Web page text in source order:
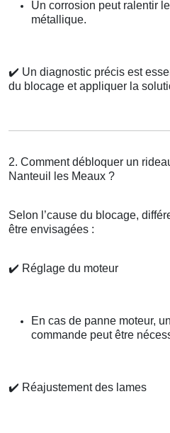
Un corrosion peut ralentir
métallique.
✔️ Un diagnostic précis est
du blocage et appliquer la
2. Comment débloquer un
Nanteuil les Meaux ?
Selon l’cause du blocage,
être envisagées :
✔️ Réglage du moteur
En cas de panne moteur,
commande peut être
✔️ Réajustement des lames